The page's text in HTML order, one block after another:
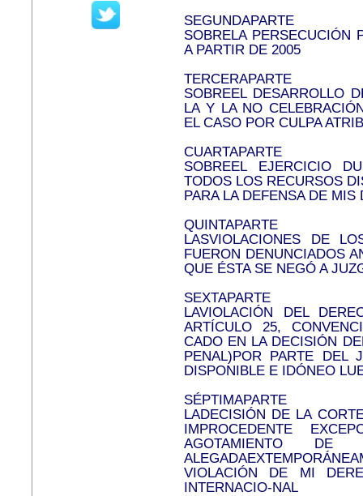
SEGUNDAPARTE
SOBRELA PERSECUCIÓN
A PARTIR DE 2005
TERCERAPARTE
SOBREEL DESARROLLO
LA Y LA NO
EL CASO POR CULPA
CUARTAPARTE
SOBREEL EJERCICIO
TODOS LOS RECURSOS
PARA LA DEFENSA DE MIS
QUINTAPARTE
LASVIOLACIONES DE
FUERON DENUNCIADOS
QUE ÉSTA SE NEGÓ A
SEXTAPARTE
LAVIOLACIÓN DEL
ARTÍCULO 25,
CADO EN LA DECISIÓN
PENAL)POR PARTE DEL
DISPONIBLE E IDÓNEO
SÉPTIMAPARTE
LADECISIÓN DE LA
IMPROCEDENTE
AGOTAMIENTO DE
VIOLACIÓN DE MI
INTERNACIO-NAL